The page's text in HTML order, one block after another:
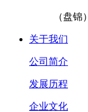
（盘锦）
关于我们
公司简介
发展历程
企业文化